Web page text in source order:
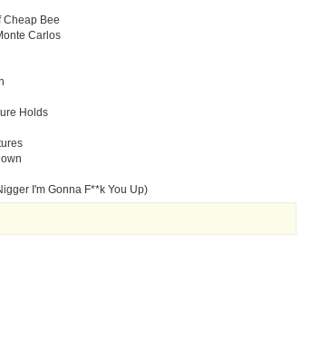
Cheap Bee
Carlos
Holds
I'm Gonna F**k You Up)